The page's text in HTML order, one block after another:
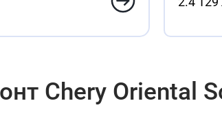
Chery Oriental